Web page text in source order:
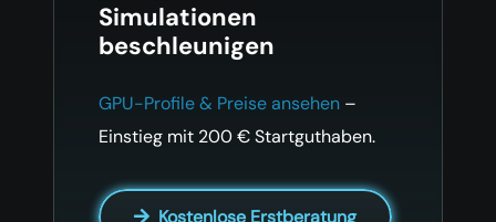
Simulationen
beschleunigen
GPU-Profile & Preise ansehen –
Einstieg mit 200 € Startguthaben.
Kostenlose Erstberatung